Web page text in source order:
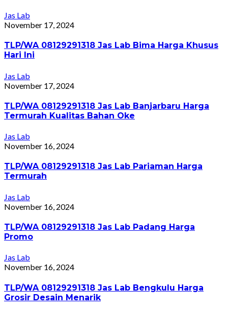
Jas Lab
November 17, 2024
TLP/WA 08129291318 Jas Lab Bima Harga Khusus
Hari Ini
Jas Lab
November 17, 2024
TLP/WA 08129291318 Jas Lab Banjarbaru Harga
Termurah Kualitas Bahan Oke
Jas Lab
November 16, 2024
TLP/WA 08129291318 Jas Lab Pariaman Harga
Termurah
Jas Lab
November 16, 2024
TLP/WA 08129291318 Jas Lab Padang Harga
Promo
Jas Lab
November 16, 2024
TLP/WA 08129291318 Jas Lab Bengkulu Harga
Grosir Desain Menarik